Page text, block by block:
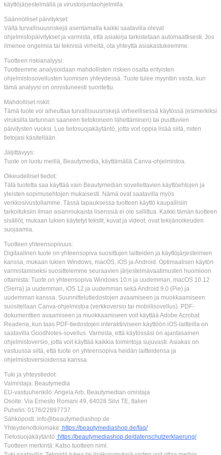
käyttöjärjestelmällä ja virustorjuntaohjelmilla.
Säännölliset päivitykset:
Vältä turvallisuusriskejä asentamalla kaikki saatavilla olevat
ohjelmistopäivitykset ja varmista, että asiakirja tarkistetaan automaattisesti. Jos
ilmenee ongelmia tai teknisiä virheitä, ota yhteyttä asiakastukeemme.
Tuotteen riskianalyysi:
Tuotteemme analysoidaan mahdollisten riskien osalta erityisten
ohjelmistosovellusten luomisen yhteydessä. Tuote tulee myyntiin vasta, kun
tämä analyysi on onnistuneesti suoritettu.
Mahdolliset riskit:
Tämä tuote voi aiheuttaa turvallisuusriskejä virheellisessä käytössä (esimerkiksi
viruksilla tartunnan saaneen tietokoneen lähettäminen) tai puuttuvien
päivitysten vuoksi. Lue tietosuojakäytäntö, jotta voit oppia lisää siitä, miten
tietojasi käsitellään.
Jäljittävyys:
Tuote on luotu meillä, Beautymedia, käyttämällä Canva-ohjelmistoa.
Oikeudelliset tiedot:
Tätä tuotetta saa käyttää vain Beautymedian sovellettavien käyttöehtojen ja
yleisten sopimusehtojen mukaisesti. Nämä ovat saatavilla myös
verkkosivustollamme. Tässä tapauksessa tuotteen käyttö kaupallisiin
tarkoituksiin ilman asianmukaista lisenssiä ei ole sallittua. Kaikki tämän tuotteen
sisällöt, mukaan lukien käytetyt tekstit, kuvat ja videot, ovat tekijänoikeuden
suojaamia.
Tuotteen yhteensopivuus:
Digitaalinen tuote on yhteensopiva suosittujen laitteiden ja käyttöjärjestelmien
kanssa, mukaan lukien Windows, macOS, iOS ja Android. Optimaalisen käytön
varmistamiseksi suosittelemme seuraavien järjestelmävaatimusten huomioon
ottamista: Tuote on yhteensopiva Windows 10:n ja uudemman, macOS 10.12
(Sierra) ja uudemman, iOS 12 ja uudemman sekä Android 9.0 (Pie) ja
uudemman kanssa. Suunnittelutiedostojen avaamiseen ja muokkaamiseen
suositellaan Canva-ohjelmistoa (verkkoversio tai mobiilisovellus). PDF-
dokumenttien avaamiseen ja muokkaamiseen voit käyttää Adobe Acrobat
Readeria, kun taas PDF-tiedostojen interaktiiviseen käyttöön iOS-laitteilla on
saatavilla GoodNotes-sovellus. Varmista, että käytössäsi on ajantasainen
ohjelmistoversio, jotta voit käyttää kaikkia toimintoja sujuvasti. Asiakas on
vastuussa siitä, että tuote on yhteensopiva heidän laitteidensa ja
ohjelmistoversioidensa kanssa.
Tuki ja yhteystiedot:
Valmistaja: Beautymedia
EU-vastuuhenkilö: Angela Arb, Beautymedian omistaja
Osoite: Via Ernesto Romani 49, 64028 Silvi TE, Italien
Puhelin: 0176/22897737
Sähköposti: info@beautymediashop.de
Yhteydenottolomake: https://beautymediashop.de/faq/
Tietosuojakäytäntö: https://beautymediashop.de/datenschutzerklaerung/
Tuotteen merkintä: Katso tuotteen nimi.